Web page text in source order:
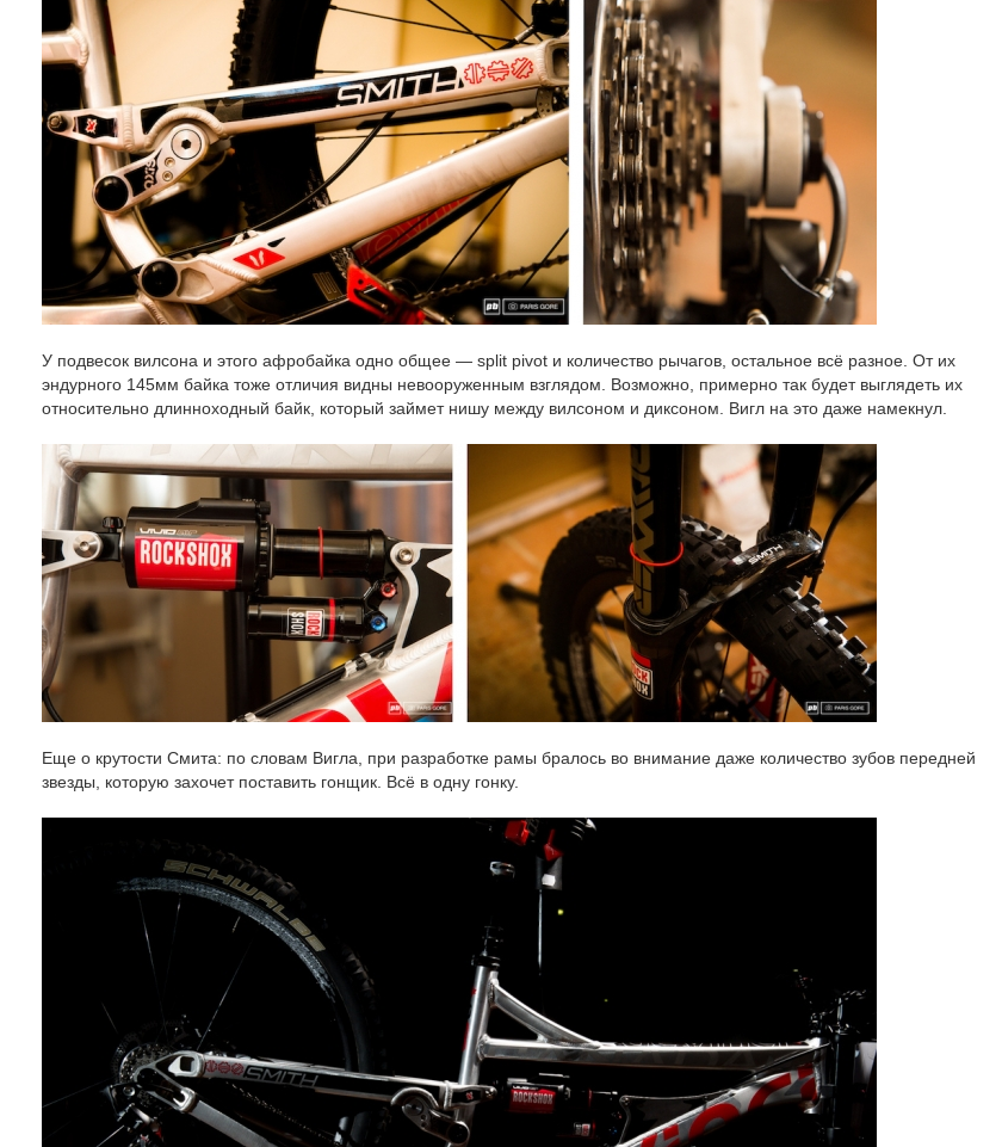
У подвесок вилсона и этого афробайка одно общее — split pivot и количество рычагов, остальное всё разное. От их
эндурного 145мм байка тоже отличия видны невооруженным взглядом. Возможно, примерно так будет выглядеть их
относительно длинноходный байк, который займет нишу между вилсоном и диксоном. Вигл на это даже намекнул.
Еще о крутости Смита: по словам Вигла, при разработке рамы бралось во внимание даже количество зубов передней
звезды, которую захочет поставить гонщик. Всё в одну гонку.